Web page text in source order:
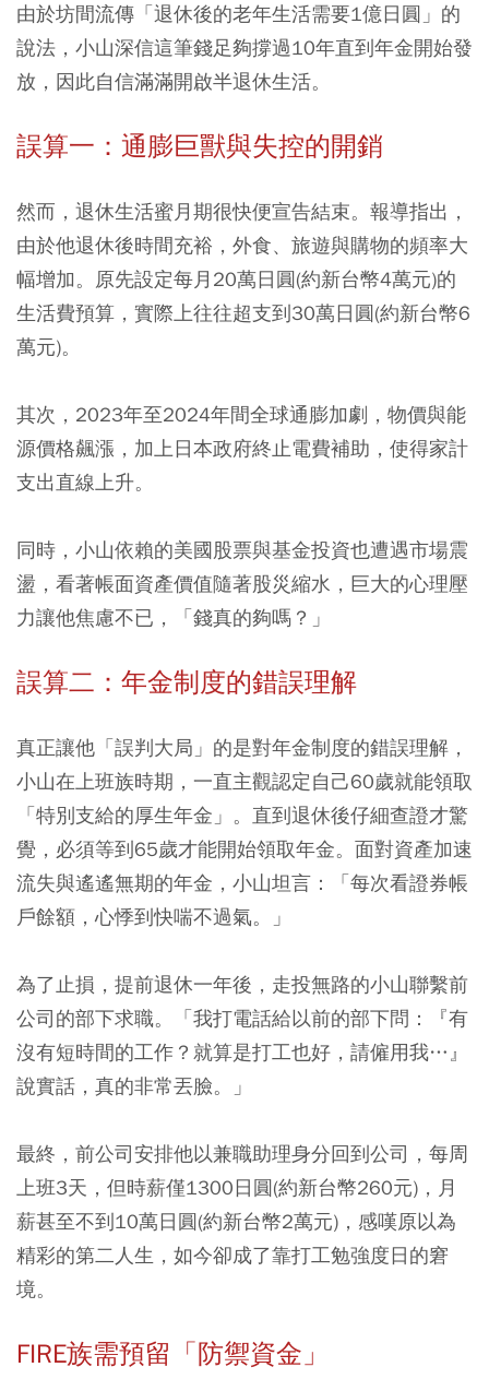
由於坊間流傳「退休後的老年生活需要1億日圓」的
說法，小山深信這筆錢足夠撐過10年直到年金開始發
放，因此自信滿滿開啟半退休生活。
誤算一：通膨巨獸與失控的開銷
然而，退休生活蜜月期很快便宣告結束。報導指出，
由於他退休後時間充裕，外食、旅遊與購物的頻率大
幅增加。原先設定每月20萬日圓(約新台幣4萬元)的
生活費預算，實際上往往超支到30萬日圓(約新台幣6
萬元)。
其次，2023年至2024年間全球通膨加劇，物價與能
源價格飆漲，加上日本政府終止電費補助，使得家計
支出直線上升。
同時，小山依賴的美國股票與基金投資也遭遇市場震
盪，看著帳面資產價值隨著股災縮水，巨大的心理壓
力讓他焦慮不已，「錢真的夠嗎？」
誤算二：年金制度的錯誤理解
真正讓他「誤判大局」的是對年金制度的錯誤理解，
小山在上班族時期，一直主觀認定自己60歲就能領取
「特別支給的厚生年金」。直到退休後仔細查證才驚
覺，必須等到65歲才能開始領取年金。面對資產加速
流失與遙遙無期的年金，小山坦言：「每次看證券帳
戶餘額，心悸到快喘不過氣。」
為了止損，提前退休一年後，走投無路的小山聯繫前
公司的部下求職。「我打電話給以前的部下問：『有
沒有短時間的工作？就算是打工也好，請僱用我…』
說實話，真的非常丟臉。」
最終，前公司安排他以兼職助理身分回到公司，每周
上班3天，但時薪僅1300日圓(約新台幣260元)，月
薪甚至不到10萬日圓(約新台幣2萬元)，感嘆原以為
精彩的第二人生，如今卻成了靠打工勉強度日的窘
境。
FIRE族需預留「防禦資金」